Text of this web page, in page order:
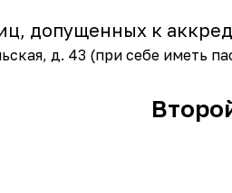
допущенных к
д. 43 (при себе